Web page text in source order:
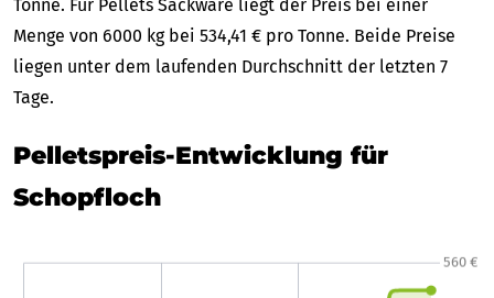
Tonne. Für Pellets Sackware liegt der Preis bei einer
Menge von 6000 kg bei 534,41 € pro Tonne. Beide Preise
liegen unter dem laufenden Durchschnitt der letzten 7
Tage.
Pelletspreis-Entwicklung für
Schopfloch